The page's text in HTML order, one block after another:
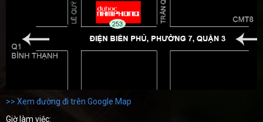
>> Xem đường đi trên Google Map
Giờ làm việc: